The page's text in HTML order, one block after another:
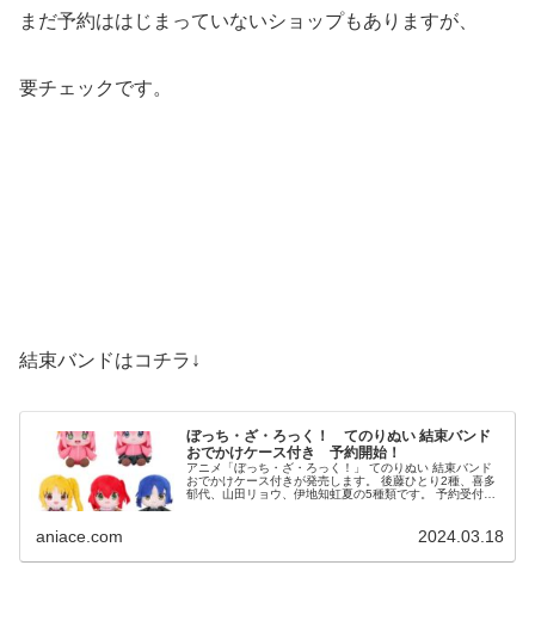
まだ予約ははじまっていないショップもありますが、
要チェックです。
結束バンドはコチラ↓
ぼっち・ざ・ろっく！ てのりぬい 結束バンド
おでかけケース付き 予約開始！
アニメ「ぼっち・ざ・ろっく！」 てのりぬい 結束バンド
おでかけケース付きが発売します。 後藤ひとり2種、喜多
郁代、山田リョウ、伊地知虹夏の5種類です。 予約受付が
aniace.com 2024.03.18